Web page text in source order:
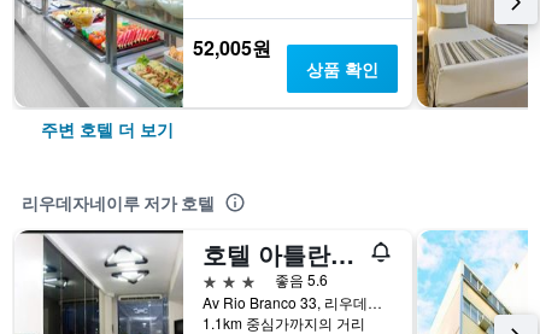
52,005원
상품 확인
주변 호텔 더 보기
리우데자네이루 저가 호텔
호텔 아틀란티코 아베니다
3성급
좋음 5.6
Av Rio Branco 33, 리우데자네이루, 브라질
1.1km 중심가까지의 거리